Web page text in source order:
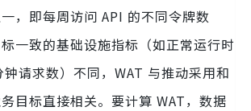
，即每周访问 API 的不同令牌数
一致的基础设施指标（如正常运行时
请求数）不同，WAT 与推动采用和
目标直接相关。要计算 WAT，数据